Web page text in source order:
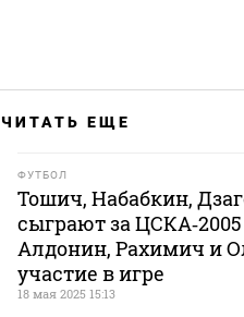
ЧИТАТЬ ЕЩЕ
ФУТБОЛ
Тошич, Набабкин,
сыграют за ЦСКА‑2005
Алдонин, Рахимич и
участие в игре
18 мая 2025 15:13